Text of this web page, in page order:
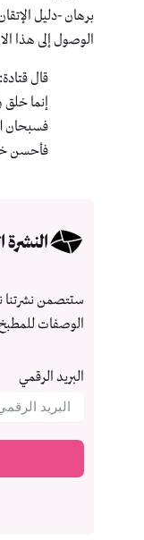
برهان -دليل
الوصول إلى هذا
قال
إنما خلق
فسبحان
فأحسن
النشرة
ستتصمن نشرتنا
الوصفات
البريد الرقمي